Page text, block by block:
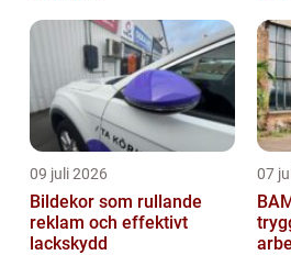
09 juli 2026
Bildekor som rullande
reklam och effektivt
lackskydd
07